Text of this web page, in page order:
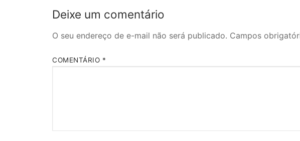
Deixe um comentário
O seu endereço de e-mail não será publicado. Campos
COMENTÁRIO *